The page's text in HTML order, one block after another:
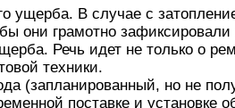
ущерба. В случае с
они грамотно
Речь идет не только о
техники.
(запланированный, но не
поставке и установке